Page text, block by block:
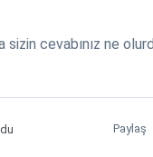
sizin cevabınız ne
Paylaş